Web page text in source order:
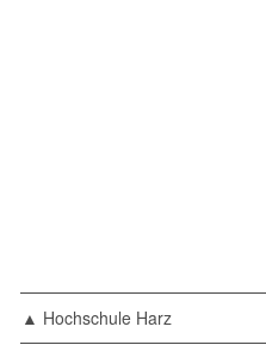
▲ Hochschule Harz